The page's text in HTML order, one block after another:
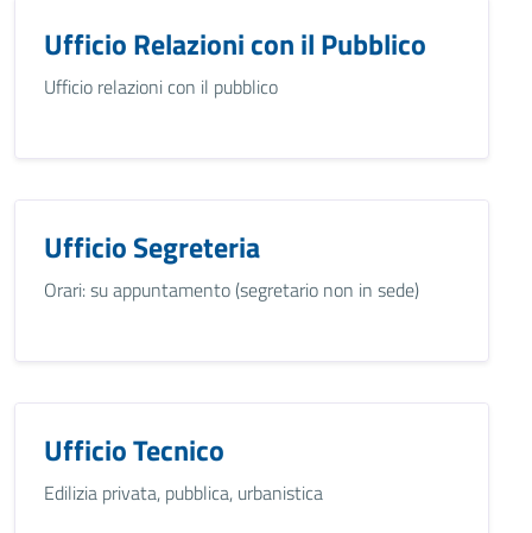
Ufficio Relazioni con il Pubblico
Ufficio relazioni con il pubblico
Ufficio Segreteria
Orari: su appuntamento (segretario non in sede)
Ufficio Tecnico
Edilizia privata, pubblica, urbanistica